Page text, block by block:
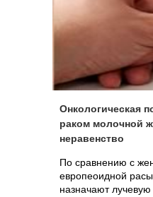
Онкологическая
раком молочной
неравенство
По сравнению с
европеоидной
назначают